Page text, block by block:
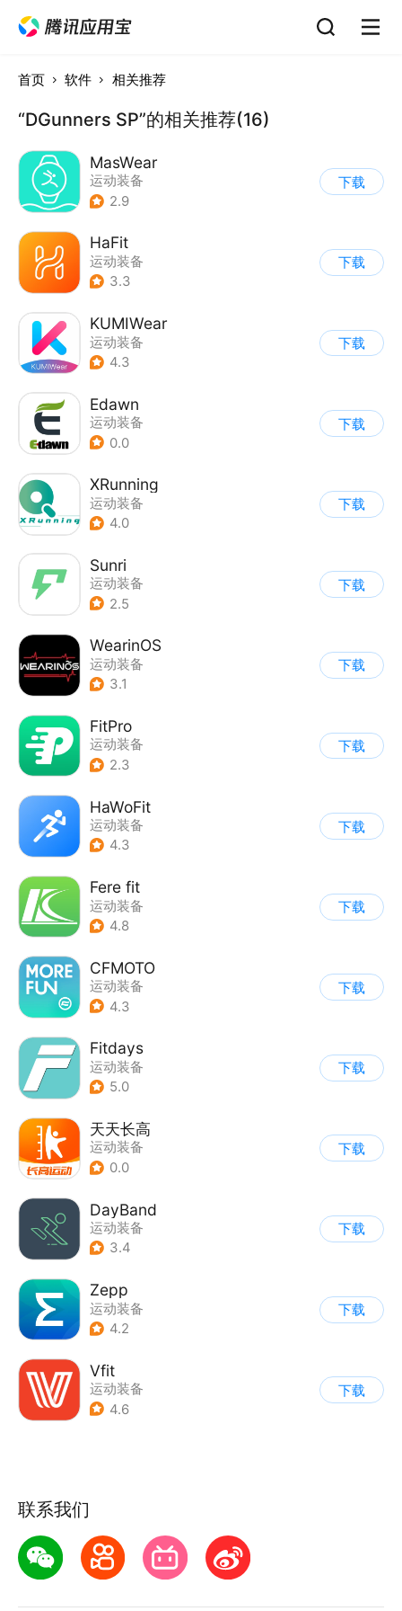
首页 软件 相关推荐
“DGunners SP”的相关推荐(16)
MasWear
运动装备
2.9
下载
HaFit
运动装备
3.3
下载
KUMIWear
运动装备
4.3
下载
Edawn
运动装备
0.0
下载
XRunning
运动装备
4.0
下载
Sunri
运动装备
2.5
下载
WearinOS
运动装备
3.1
下载
FitPro
运动装备
2.3
下载
HaWoFit
运动装备
4.3
下载
Fere fit
运动装备
4.8
下载
CFMOTO
运动装备
4.3
下载
Fitdays
运动装备
5.0
下载
天天长高
运动装备
0.0
下载
DayBand
运动装备
3.4
下载
Zepp
运动装备
4.2
下载
Vfit
运动装备
4.6
下载
联系我们